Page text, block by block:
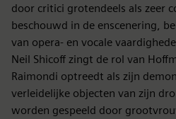
door critici grotendeels als zeer
beschouwd in de enscenering,
van opera- en vocale
Neil Shicoff zingt de rol van
Raimondi optreedt als zijn
verleidelijke objecten van zijn
worden gespeeld door